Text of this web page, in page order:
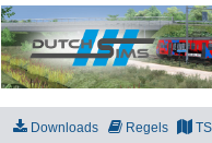
DutchSims
Downloads Regels